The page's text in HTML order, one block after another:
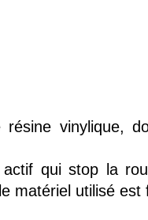
résine vinylique,
qui stop la
matériel utilisé